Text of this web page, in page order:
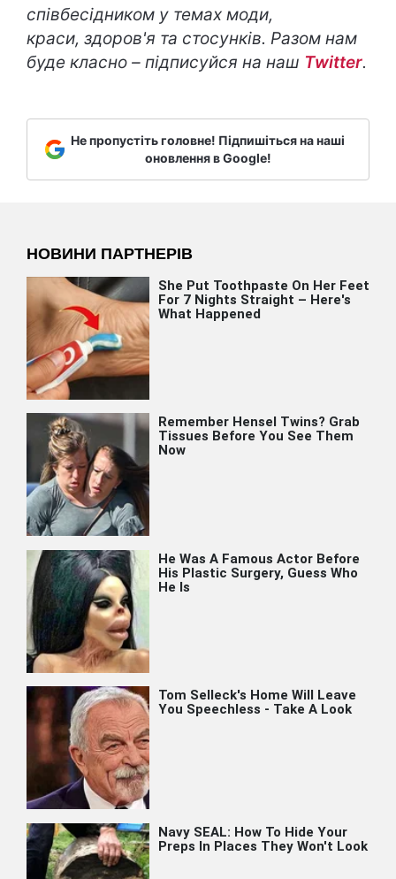
співбесідником у темах моди,
краси, здоров'я та стосунків. Разом нам
буде класно – підписуйся на наш Twitter.
Не пропустіть головне! Підпишіться на наші
оновлення в Google!